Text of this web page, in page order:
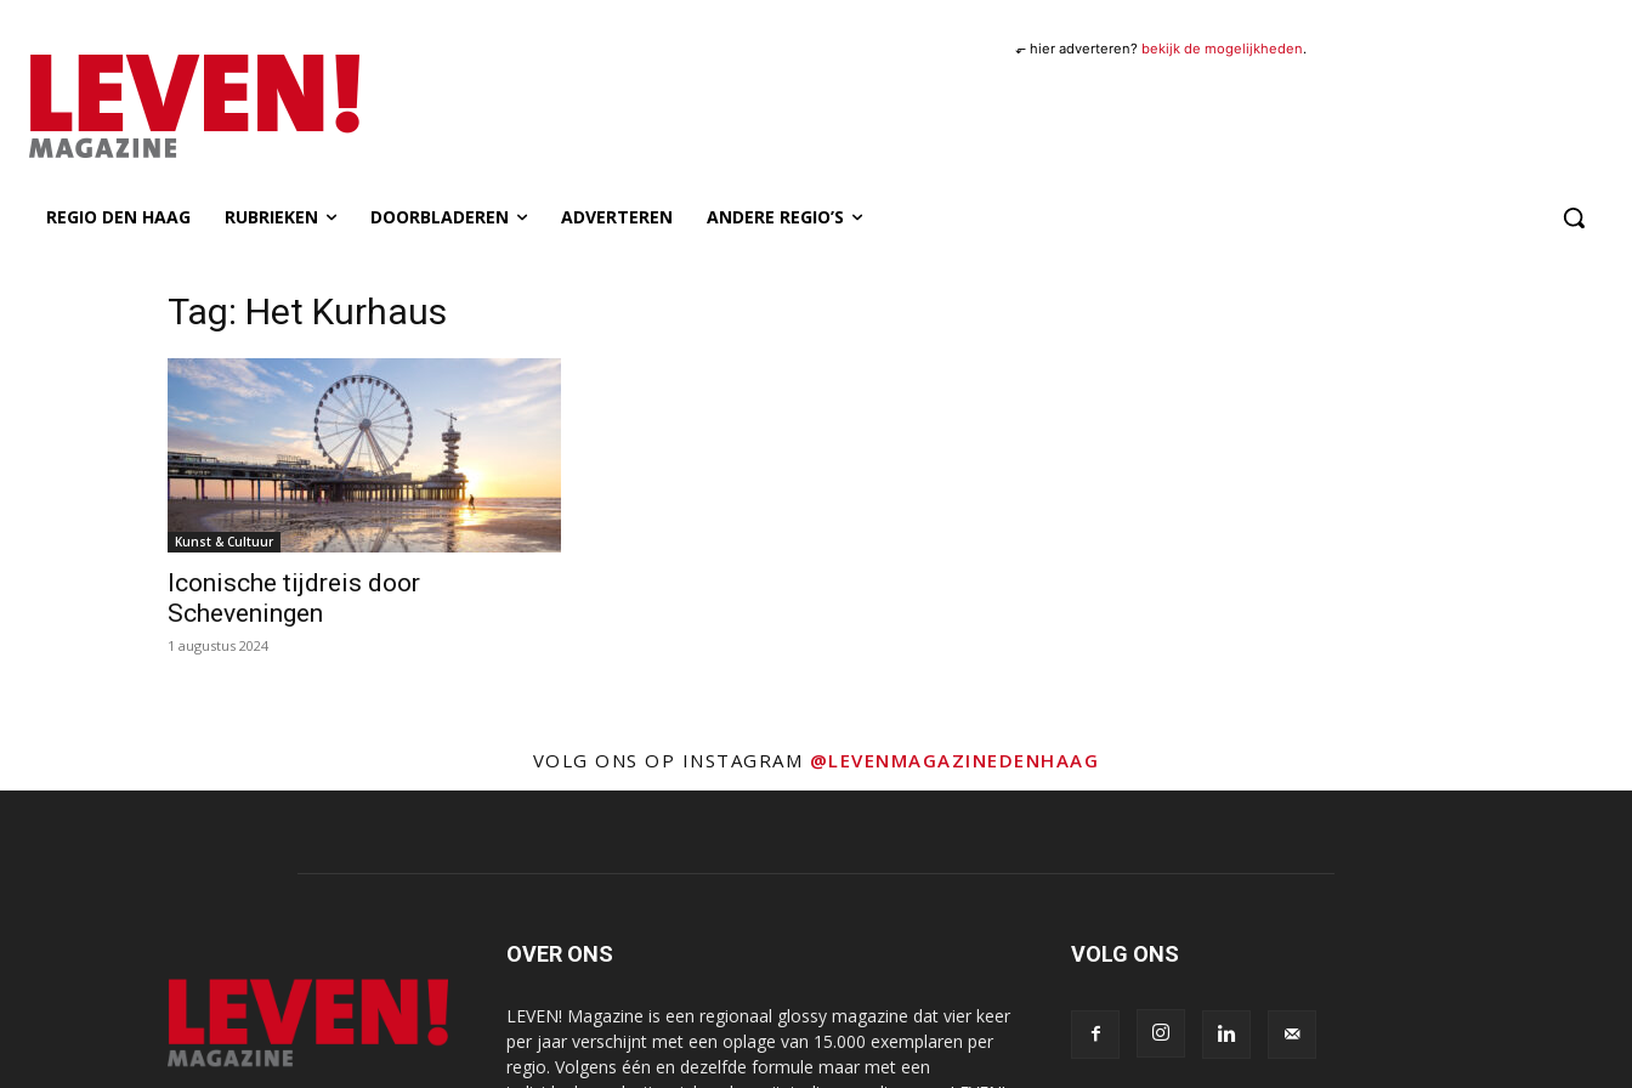
⬐ hier adverteren? bekijk de mogelijkheden.
REGIO DEN HAAG RUBRIEKEN DOORBLADEREN ADVERTEREN ANDERE REGIO’S
Tag: Het Kurhaus
Kunst & Cultuur
Iconische tijdreis door
Scheveningen
1 augustus 2024
VOLG ONS OP INSTAGRAM @LEVENMAGAZINEDENHAAG
OVER ONS
LEVEN! Magazine is een regionaal glossy magazine dat vier keer
per jaar verschijnt met een oplage van 15.000 exemplaren per
regio. Volgens één en dezelfde formule maar met een
VOLG ONS